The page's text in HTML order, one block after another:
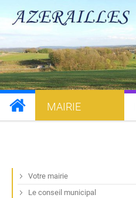
MAIRIE
Votre mairie
Le conseil municipal